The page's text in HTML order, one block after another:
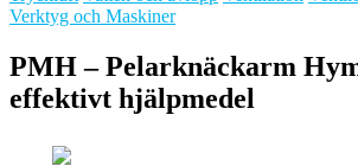
Verktyg och Maskiner
PMH – Pelarknäckarm
effektivt hjälpmedel